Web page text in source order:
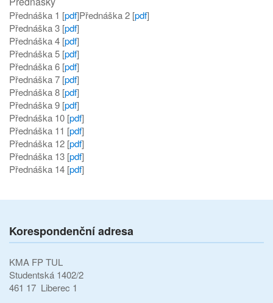
Přednáška 1 [pdf]Přednáška 2 [pdf]
Přednáška 3 [pdf]
Přednáška 4 [pdf]
Přednáška 5 [pdf]
Přednáška 6 [pdf]
Přednáška 7 [pdf]
Přednáška 8 [pdf]
Přednáška 9 [pdf]
Přednáška 10 [pdf]
Přednáška 11 [pdf]
Přednáška 12 [pdf]
Přednáška 13 [pdf]
Přednáška 14 [pdf]
Korespondenční adresa
KMA FP TUL
Studentská 1402/2
461 17 Liberec 1